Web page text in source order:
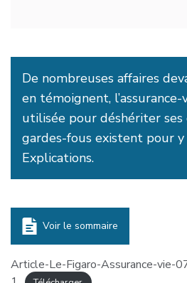
De nombreuses affaires
en témoignent,
utilisée pour déshériter ses
gardes-fous existent pour y
Explications.
Voir le sommaire
Article-Le-Figaro-Assurance-vie-